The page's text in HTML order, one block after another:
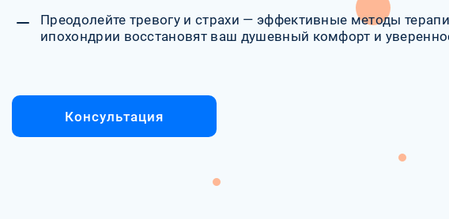
Преодолейте тревогу и страхи — эффективные методы
ипохондрии восстановят ваш душевный комфорт и
Консультация